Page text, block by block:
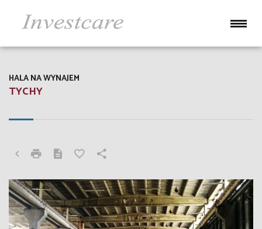
TYCHY
HALA NA WYNAJEM